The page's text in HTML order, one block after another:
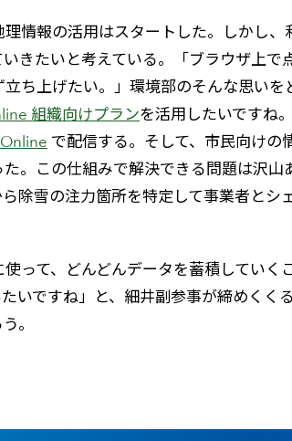
情報の活用はスタートした。しかし
きたいと考えている。「ブラウザ上
ち上げたい。」環境部のそんな思い
組織向けプランを活用したいですね
で配信する。そして、市民向けの
。この仕組みで解決できる問題は沢
除雪の注力箇所を特定して事業者と
って、どんどんデータを蓄積してい
いですね」と、細井副参事が締めく
。